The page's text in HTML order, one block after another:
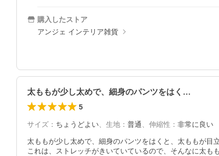
購入したストア
アンジェ インテリア雑貨
太ももが少し太めで、細身のパンツをはく…
5
サイズ ： ちょうどよい、 生地 ： 普通 、 伸縮性 ： 非常に良い
太ももが少し太めで、細身のパンツをはくと、太ももが目
これは、ストレッチがきいていているので、そんなに太も